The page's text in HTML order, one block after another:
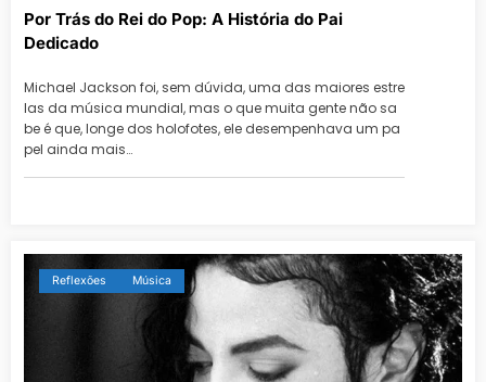
Por Trás do Rei do Pop: A História do Pai
Dedicado
Michael Jackson foi, sem dúvida, uma das maiores estre
las da música mundial, mas o que muita gente não sa
be é que, longe dos holofotes, ele desempenhava um pa
pel ainda mais…
Reflexões Música